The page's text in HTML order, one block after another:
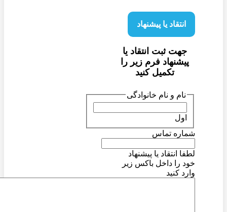
انتقاد یا پیشنهاد
جهت ثبت انتقاد یا
پیشنهاد فرم زیر را
تکمیل کنید
نام و نام خانوادگی
شماره تماس
لطفا انتقاد یا پیشنهاد
خود را داخل باکس زیر
وارد کنید